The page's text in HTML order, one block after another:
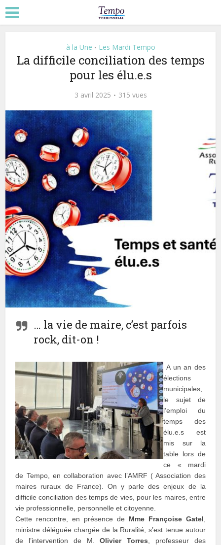
à la Une • Les Mardi Tempo
La difficile conciliation des temps
pour les élu.e.s
3 avril 2025 315 vues
… la vie de maire, c’est parfois
rock, dit-on !
A un an des
élections
municipales,
le sujet de
l’emploi du
temps des
élu.e.s est
mis sur la
table lors de
ce « mardi
de Tempo, en collaboration avec l’AMRF ( Association des
maires ruraux de France). On y parle des enjeux de la
difficile conciliation des temps de vies, pour les maires, entre
vie professionnelle, personnelle et citoyenne.
Cette rencontre, en présence de Mme Françoise Gatel
ministre déléguée chargée de la Ruralité, s’est tenue autour
de l’intervention de M.Olivier Torres , professeur des